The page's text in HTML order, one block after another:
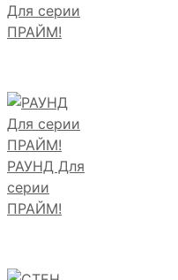
Для серии
ПРАЙМ!
РАУНД Для
серии
ПРАЙМ!